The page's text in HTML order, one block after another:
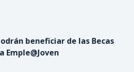
beneficiar de las Becas
Emple@Joven